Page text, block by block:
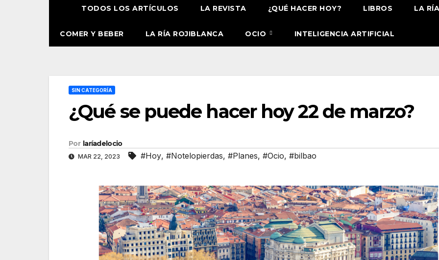
TODOS LOS ARTÍCULOS LA REVISTA ¿QUÉ HACER HOY? LIBROS LA
COMER Y BEBER LA RÍA ROJIBLANCA OCIO INTELIGENCIA ARTIFICIAL
SIN CATEGORÍA
¿Qué se puede hacer hoy 22 de marzo?
Por laríadelocio
MAR 22, 2023 #Hoy, #Notelopierdas, #Planes, #Ocio, #bilbao